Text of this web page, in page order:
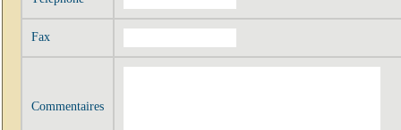
Fax
Commentaires